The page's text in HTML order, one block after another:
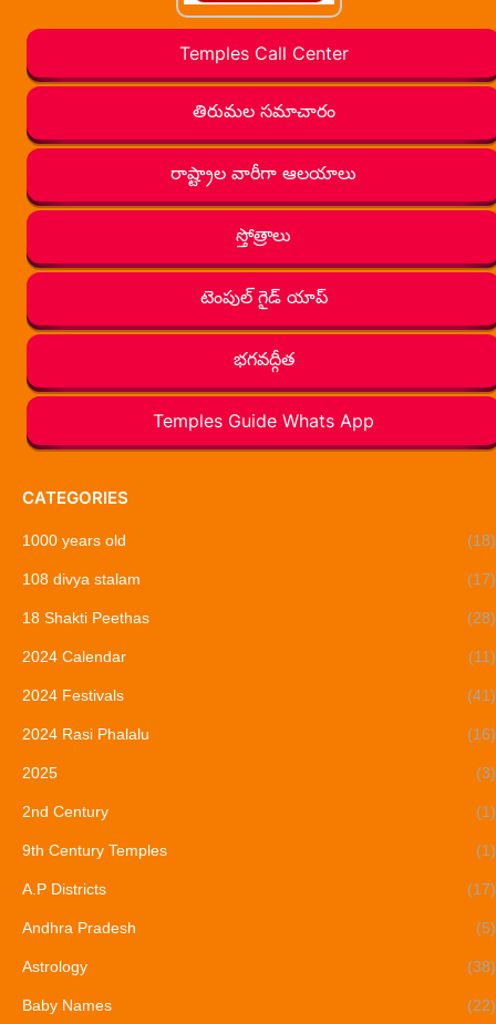
Temples Call Center
తిరుమల సమాచారం
రాష్ట్రాల వారీగా ఆలయాలు
స్తోత్రాలు
టెంపుల్ గైడ్ యాప్
భగవద్గీత
Temples Guide Whats App
CATEGORIES
1000 years old (18)
108 divya stalam (17)
18 Shakti Peethas (28)
2024 Calendar (11)
2024 Festivals (41)
2024 Rasi Phalalu (16)
2025 (3)
2nd Century (1)
9th Century Temples (1)
A.P Districts (17)
Andhra Pradesh (5)
Astrology (38)
Baby Names (22)